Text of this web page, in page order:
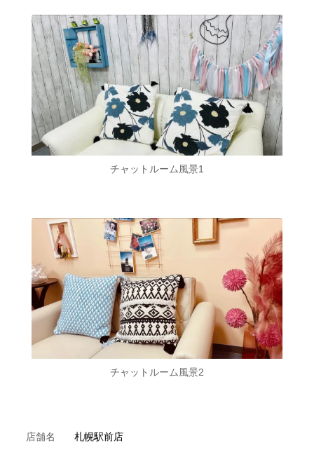
チャットルーム風景1
チャットルーム風景2
店舗名 札幌駅前店